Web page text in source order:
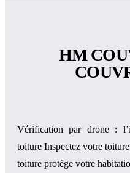
HM
Vérification par drone :
toiture Inspectez votre
toiture protège votre